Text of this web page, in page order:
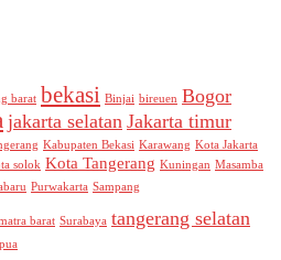
barat bekasi Binjai bireuen Bogor
jakarta selatan Jakarta timur
Kabupaten Bekasi Karawang Kota Jakarta
solok Kota Tangerang Kuningan Masamba
Purwakarta Sampang
barat Surabaya tangerang selatan